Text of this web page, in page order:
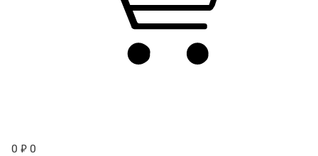
0 ₽ 0